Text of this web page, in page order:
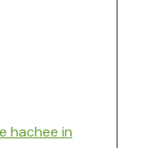
hachee in